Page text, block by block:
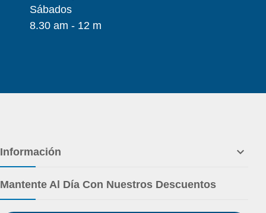
Sábados
8.30 am - 12 m
Información 
Mantente Al Día Con Nuestros Descuentos